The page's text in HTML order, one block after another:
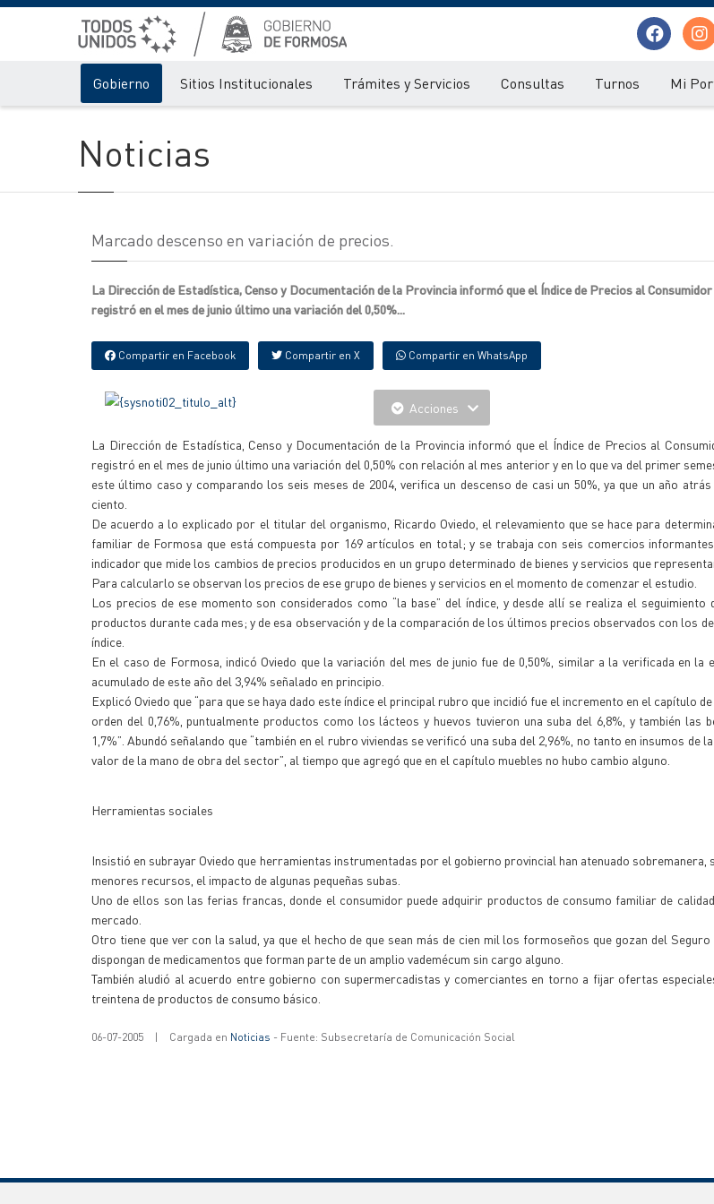
Gobierno Sitios Institucionales Trámites y Servicios Consultas Turnos Mi
Noticias
Marcado descenso en variación de precios.
La Dirección de Estadística, Censo y Documentación de la Provincia informó que el Índice de Precios al
registró en el mes de junio último una variación del 0,50%...
Compartir en Facebook Compartir en X Compartir en WhatsApp
Acciones
La Dirección de Estadística, Censo y Documentación de la Provincia informó que el Índice de Precios al
registró en el mes de junio último una variación del 0,50% con relación al mes anterior y en lo que va del primer
este último caso y comparando los seis meses de 2004, verifica un descenso de casi un 50%, ya que un año
ciento.
De acuerdo a lo explicado por el titular del organismo, Ricardo Oviedo, el relevamiento que se hace para
familiar de Formosa que está compuesta por 169 artículos en total; y se trabaja con seis comercios
indicador que mide los cambios de precios producidos en un grupo determinado de bienes y servicios que
Para calcularlo se observan los precios de ese grupo de bienes y servicios en el momento de comenzar el estudio.
Los precios de ese momento son considerados como “la base” del índice, y desde allí se realiza el
productos durante cada mes; y de esa observación y de la comparación de los últimos precios observados con los
índice.
En el caso de Formosa, indicó Oviedo que la variación del mes de junio fue de 0,50%, similar a la verificada en la
acumulado de este año del 3,94% señalado en principio.
Explicó Oviedo que “para que se haya dado este índice el principal rubro que incidió fue el incremento en el capítulo
orden del 0,76%, puntualmente productos como los lácteos y huevos tuvieron una suba del 6,8%, y también las
1,7%”. Abundó señalando que “también en el rubro viviendas se verificó una suba del 2,96%, no tanto en insumos de
valor de la mano de obra del sector”, al tiempo que agregó que en el capítulo muebles no hubo cambio alguno.
Herramientas sociales
Insistió en subrayar Oviedo que herramientas instrumentadas por el gobierno provincial han atenuado
menores recursos, el impacto de algunas pequeñas subas.
Uno de ellos son las ferias francas, donde el consumidor puede adquirir productos de consumo familiar de
mercado.
Otro tiene que ver con la salud, ya que el hecho de que sean más de cien mil los formoseños que gozan del
dispongan de medicamentos que forman parte de un amplio vademécum sin cargo alguno.
También aludió al acuerdo entre gobierno con supermercadistas y comerciantes en torno a fijar ofertas
treintena de productos de consumo básico.
06-07-2005 | Cargada en Noticias - Fuente: Subsecretaría de Comunicación Social